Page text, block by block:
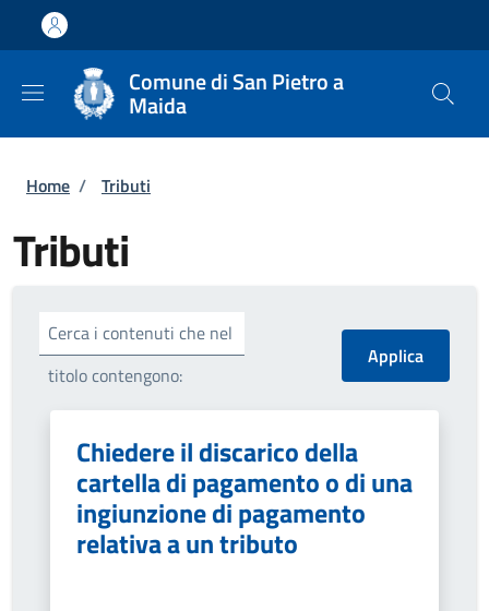
Salta al contenuto principale
Skip to footer content
Comune di San Pietro a
Maida
Briciole di pane
Home / Tributi
Tributi
Cerca i contenuti che nel
titolo contengono:
Chiedere il discarico della
cartella di pagamento o di una
ingiunzione di pagamento
relativa a un tributo